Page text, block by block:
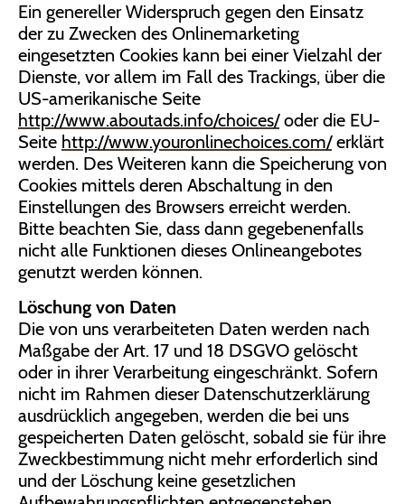
Ein genereller Widerspruch gegen den Einsatz
der zu Zwecken des Onlinemarketing
eingesetzten Cookies kann bei einer Vielzahl der
Dienste, vor allem im Fall des Trackings, über die
US-amerikanische Seite
http://www.aboutads.info/choices/oder die EU-
Seite http://www.youronlinechoices.com/erklärt
werden. Des Weiteren kann die Speicherung von
Cookies mittels deren Abschaltung in den
Einstellungen des Browsers erreicht werden.
Bitte beachten Sie, dass dann gegebenenfalls
nicht alle Funktionen dieses Onlineangebotes
genutzt werden können.
Löschung von Daten
Die von uns verarbeiteten Daten werden nach
Maßgabe der Art. 17 und 18 DSGVO gelöscht
oder in ihrer Verarbeitung eingeschränkt. Sofern
nicht im Rahmen dieser Datenschutzerklärung
ausdrücklich angegeben, werden die bei uns
gespeicherten Daten gelöscht, sobald sie für ihre
Zweckbestimmung nicht mehr erforderlich sind
und der Löschung keine gesetzlichen